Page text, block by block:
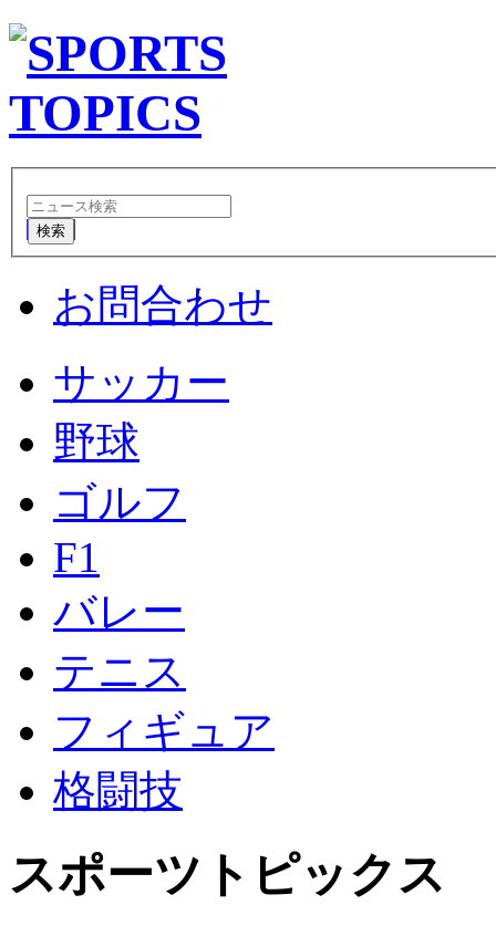
検索
お問合わせ
サッカー
野球
ゴルフ
F1
バレー
テニス
フィギュア
格闘技
スポーツトピックス